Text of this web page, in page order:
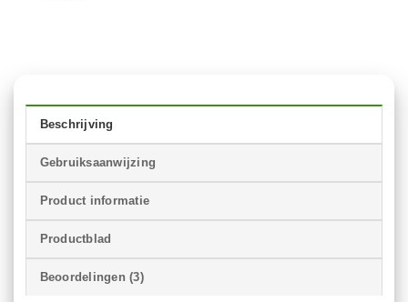
Beschrijving
Gebruiksaanwijzing
Product informatie
Productblad
Beoordelingen (3)